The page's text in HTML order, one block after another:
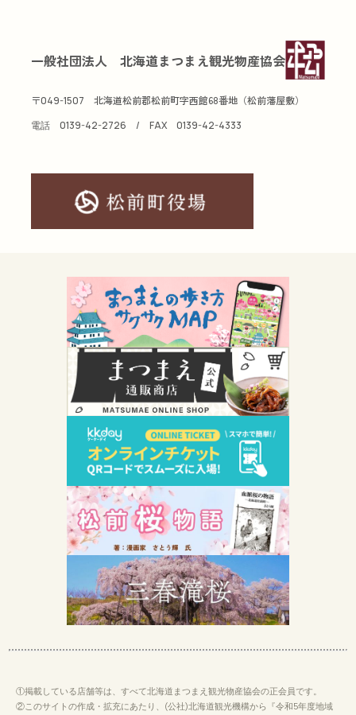
一般社団法人 北海道まつまえ観光物産協会
〒049-1507 北海道松前郡松前町字西館68番地（松前藩屋敷）
電話 0139-42-2726 / FAX 0139-42-4333
①掲載している店舗等は、すべて北海道まつまえ観光物産協会の正会員です。
②このサイトの作成・拡充にあたり、(公社)北海道観光機構から『令和5年度地域